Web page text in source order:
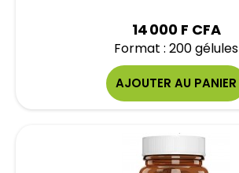
14 000 F CFA
Format : 200 gélules
AJOUTER AU PANIER